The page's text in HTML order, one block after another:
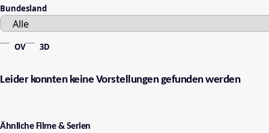
Bundesland
OV 3D
Leider konnten keine Vorstellungen gefunden werden
Ähnliche Filme & Serien